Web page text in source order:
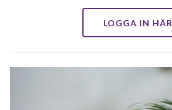
LOGGA IN HÄR